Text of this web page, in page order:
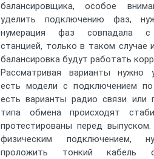
балансировщика, особое
уделить подключению фаз,
нумерация фаз совпадала с
станцией, только в таком случае
балансировка будут работать
Рассматривая варианты нужно
есть модели с подключением
есть варианты радио связи или
типа обмена происходят
протестированы перед
физическим подключением,
проложить тонкий кабель